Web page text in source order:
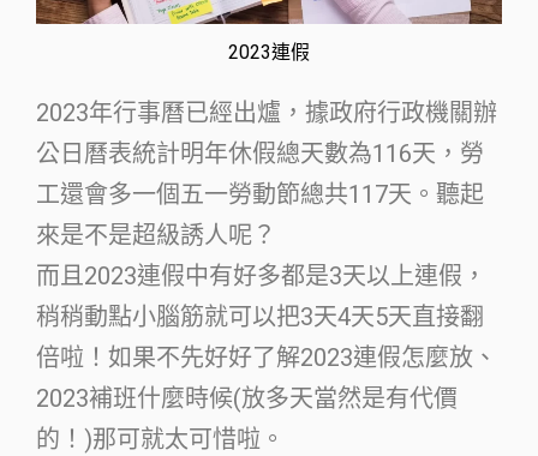
2023連假
2023年行事曆已經出爐，據政府行政機關辦
公日曆表統計明年休假總天數為116天，勞
工還會多一個五一勞動節總共117天。聽起
來是不是超級誘人呢？
而且2023連假中有好多都是3天以上連假，
稍稍動點小腦筋就可以把3天4天5天直接翻
倍啦！如果不先好好了解2023連假怎麼放、
2023補班什麼時候(放多天當然是有代價
的！)那可就太可惜啦。